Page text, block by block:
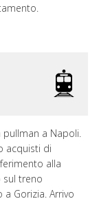
a Napoli.
acquisti di
alla
sul treno
a Gorizia. Arrivo